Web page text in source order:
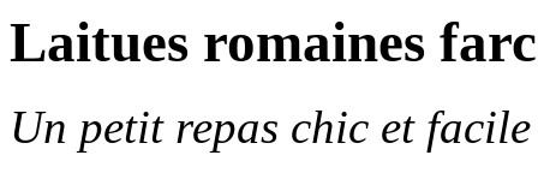
Laitues romaines
Un petit repas chic et facile